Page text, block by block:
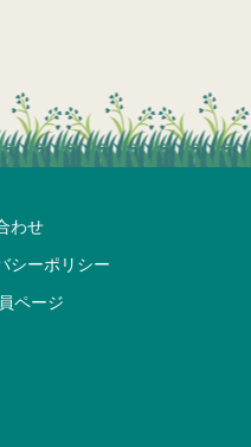
わせ
シーポリシー
ページ